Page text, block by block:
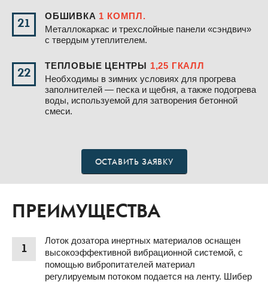
21
ОБШИВКА 1 КОМПЛ.
Металлокаркас и трехслойные панели «сэндвич»
с твердым утеплителем.
22
ТЕПЛОВЫЕ ЦЕНТРЫ 1,25 ГКАЛЛ
Необходимы в зимних условиях для прогрева
заполнителей — песка и щебня, а также подогрева
воды, используемой для затворения бетонной
смеси.
ОСТАВИТЬ ЗАЯВКУ
ПРЕИМУЩЕСТВА
1
Лоток дозатора инертных материалов оснащен
высокоэффективной вибрационной системой, с
помощью вибропитателей материал
регулируемым потоком подается на ленту. Шибер